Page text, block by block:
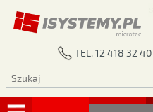
TEL. 12 418 32 40